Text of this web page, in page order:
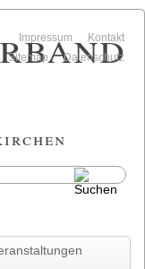
Kontakt
Impressum
Datenschutz
Sitemap